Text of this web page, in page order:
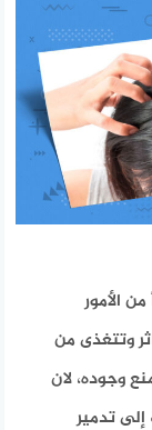
الأمور
وتتغذى من
وجوده، لان
تدمير